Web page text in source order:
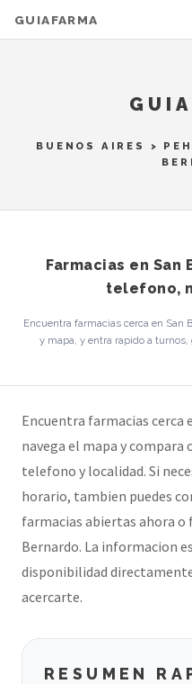
GUIAFARMA
BUENOS AIRES >
Farmacias en
telefono,
Encuentra farmacias cerca en San
y mapa, y entra rapido a
Encuentra farmacias cerca
navega el mapa y compara
telefono y localidad. Si
horario, tambien puedes
farmacias abiertas ahora o
Bernardo. La informacion
disponibilidad
acercarte.
RESUMEN